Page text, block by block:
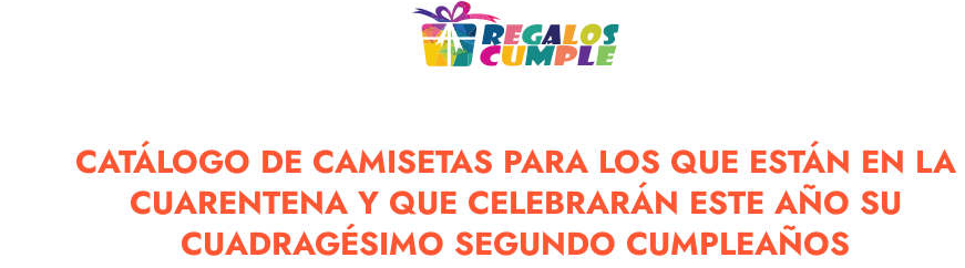
CATÁLOGO DE CAMISETAS PARA LOS QUE ESTÁN EN LA
CUARENTENA Y QUE CELEBRARÁN ESTE AÑO SU
CUADRAGÉSIMO SEGUNDO CUMPLEAÑOS